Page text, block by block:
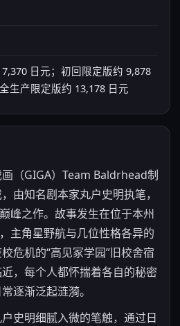
日元；初回限定版约 9,878
生产限定版约 13,178 日元
画（GIGA）Team Baldrhead制
由知名剧本家丸户史明执笔，
峰之作。故事发生在位于本州
主角星野航与几位性格各异的
危机的“高见冢学园”旧校舍宿
，每个人都怀揣着各自的秘密
逐渐泛起涟漪。
史明细腻入微的笔触，通过日